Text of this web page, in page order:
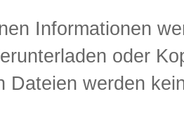
Informationen
oder
Dateien werden